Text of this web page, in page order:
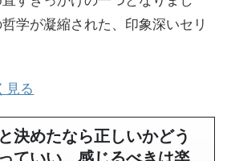
学が凝縮された、印象深いセリ
見る
決めたなら正しいかどう